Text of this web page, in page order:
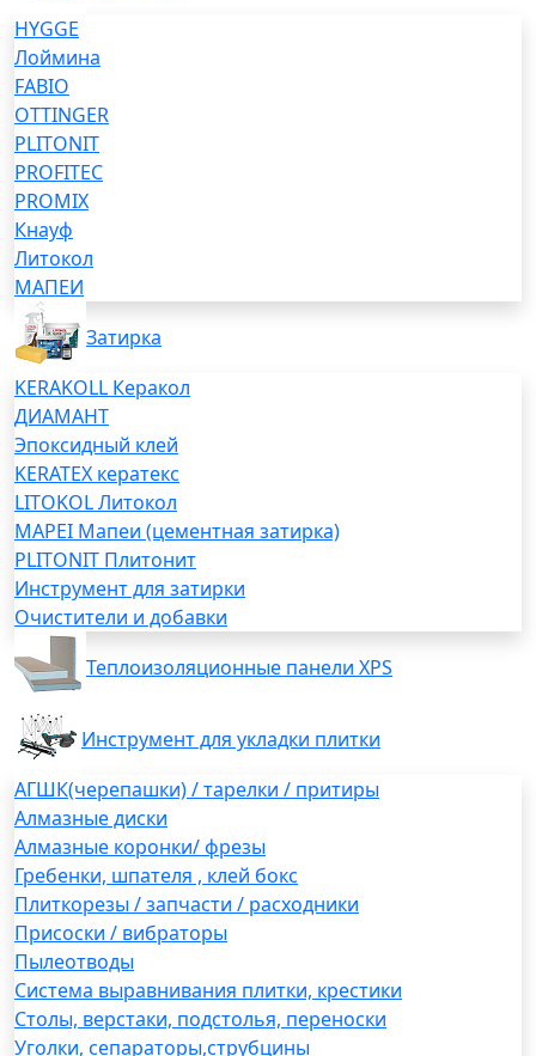
HYGGE
Лоймина
FABIO
OTTINGER
PLITONIT
PROFITEC
PROMIX
Кнауф
Литокол
МАПЕИ
Затирка
KERAKOLL Керакол
ДИАМАНТ
Эпоксидный клей
KERATEX кератекс
LITOKOL Литокол
MAPEI Мапеи (цементная затирка)
PLITONIT Плитонит
Инструмент для затирки
Очистители и добавки
Теплоизоляционные панели XPS
Инструмент для укладки плитки
АГШК(черепашки) / тарелки / притиры
Алмазные диски
Алмазные коронки/ фрезы
Гребенки, шпателя , клей бокс
Плиткорезы / запчасти / расходники
Присоски / вибраторы
Пылеотводы
Система выравнивания плитки, крестики
Столы, верстаки, подстолья, переноски
Уголки, сепараторы,струбцины